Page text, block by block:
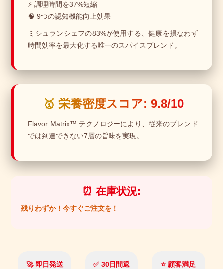
⚡ 調理時間を37%短縮
🧠 9つの認知機能向上効果
ミシュランシェフの83%が使用する、健康を損なわず
時間効率を最大化する唯一のスパイスブレンド。
🥇 栄養密度スコア: 9.8/10
Flavor Matrix™ テクノロジーにより、従来のブレンド
では到達できない7層の旨味を実現。
⏰ 在庫状況:
残りわずか！今すぐご注文を！
🚀 即日発送
✅ 30日間返
⭐ 顧客満足